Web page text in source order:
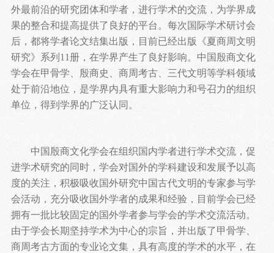
外最前沿的研究团体和学者，进行学术的交流，为学界成
果的整合和提高提供了良好的平台。每次国际学术研讨会
后，都将学者论文结集出版，目前已经出版《夏商周文明
研究》系列11册，在学界产生了良好影响。中国殷商文化
学会在甲骨学、殷商史、商周考古、三代文明等学科领域
处于前沿地位，是学界内具有重大影响力和号召力的组织
单位，得到学界的广泛认同。
中国殷商文化学会在组织国内学者进行学术交流，促
进学术研究的同时，学会对国外的学科建设和发展予以高
度的关注，积极吸收国外研究中国古代文明的专家参与学
会活动，充分吸收国外学者的成果和经验，目前学会已经
拥有一批比较固定的国外学者参与学会的学术交流活动。
由于学会长期坚持学术为中心的宗旨，并出版了甲骨学、
商周考古方面的专业论文集，具有高度的学术的水平，在